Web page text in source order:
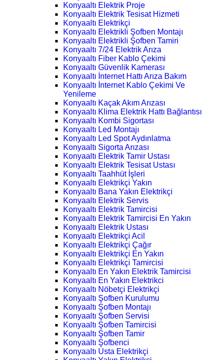
Konyaaltı Elektrik Proje
Konyaaltı Elektrik Tesisat Hizmeti
Konyaaltı Elektrikçi
Konyaaltı Elektrikli Şofben Montajı
Konyaaltı Elektrikli Şofben Tamiri
Konyaaltı 7/24 Elektrik Arıza
Konyaaltı Fiber Kablo Çekimi
Konyaaltı Güvenlik Kamerası
Konyaaltı İnternet Hattı Arıza Bakım
Konyaaltı İnternet Kablo Çekimi Ve
Yenileme
Konyaaltı Kaçak Akım Arızası
Konyaaltı Klima Elektrik Hattı Bağlantısı
Konyaaltı Kombi Sigortası
Konyaaltı Led Montajı
Konyaaltı Led Spot Aydınlatma
Konyaaltı Sigorta Arızası
Konyaaltı Elektrik Tamir Ustası
Konyaaltı Elektrik Tesisat Ustası
Konyaaltı Taahhüt İşleri
Konyaaltı Elektrikçi Yakın
Konyaaltı Bana Yakın Elektrikçi
Konyaaltı Elektrik Servis
Konyaaltı Elektrik Tamircisi
Konyaaltı Elektrik Tamircisi En Yakın
Konyaaltı Elektrik Ustası
Konyaaltı Elektrikçi Acil
Konyaaltı Elektrikçi Çağır
Konyaaltı Elektrikçi En Yakın
Konyaaltı Elektrikçi Tamircisi
Konyaaltı En Yakın Elektrik Tamircisi
Konyaaltı En Yakın Elektrikci
Konyaaltı Nöbetçi Elektrikçi
Konyaaltı Şofben Kurulumu
Konyaaltı Şofben Montajı
Konyaaltı Şofben Servisi
Konyaaltı Şofben Tamircisi
Konyaaltı Şofben Tamir
Konyaaltı Şofbenci
Konyaaltı Usta Elektrikçi